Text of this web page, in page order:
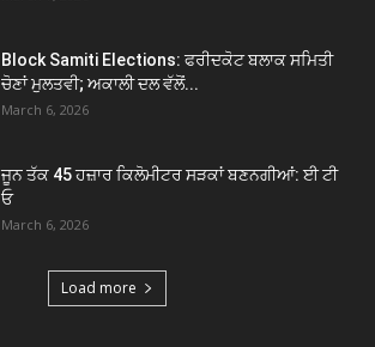
Block Samiti Elections: ਫਰੀਦਕੋਟ ਬਲਾਕ ਸਮਿਤੀ
ਚੋਣਾਂ ਮੁਲਤਵੀ; ਅਕਾਲੀ ਦਲ ਵੱਲੋਂ...
March 6, 2026
ਜੂਨ ਤੱਕ 45 ਹਜ਼ਾਰ ਕਿਲੋਮੀਟਰ ਸੜਕਾਂ ਬਣਨਗੀਆਂ: ਈ ਟੀ
ਓ
March 6, 2026
Load more